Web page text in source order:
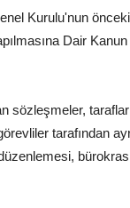
Kurulu'nun
Dair
sözleşmeler,
tarafından